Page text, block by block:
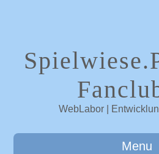
WebLabor |
Menu